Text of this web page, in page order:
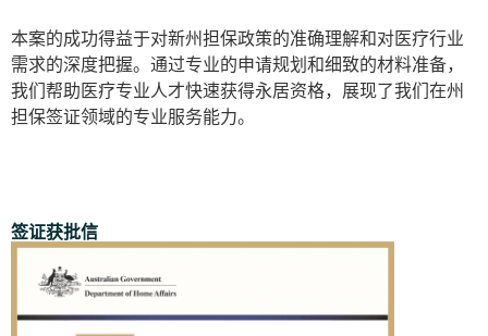
本案的成功得益于对新州担保政策的准确理解和对医疗行业
需求的深度把握。通过专业的申请规划和细致的材料准备，
我们帮助医疗专业人才快速获得永居资格，展现了我们在州
担保签证领域的专业服务能力。
签证获批信